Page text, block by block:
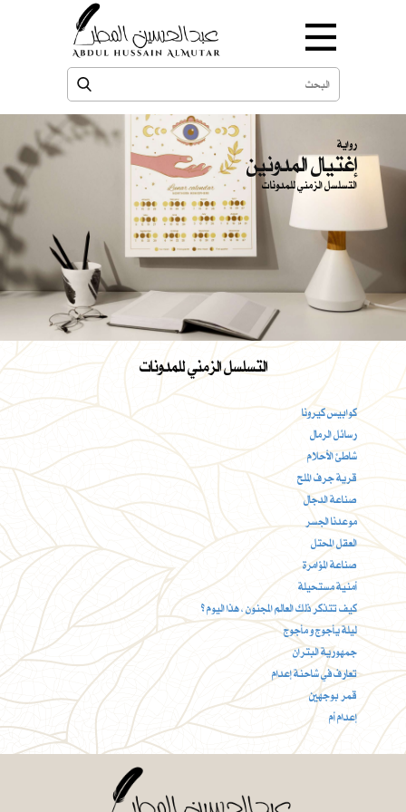
رواية
إغتيال المدونين
التسلسل الزمني للمدونات
التسلسل الزمني للمدونات
كوابيس كيرونا
رسائل الرمال
شاطئ الأحلام
قرية جرف الملح
صناعة الدجال
موعدنا الجسر
العقل المحتل
صناعة المؤامرة
أمنية مستحيلة
كيف تتذكر ذلك العالم المجنون ، هذا اليوم ؟
ليلة يأجوج و مأجوج
جمهورية البتران
تعارف في شاحنة إعدام
قمر بوجهين
إعدام أم